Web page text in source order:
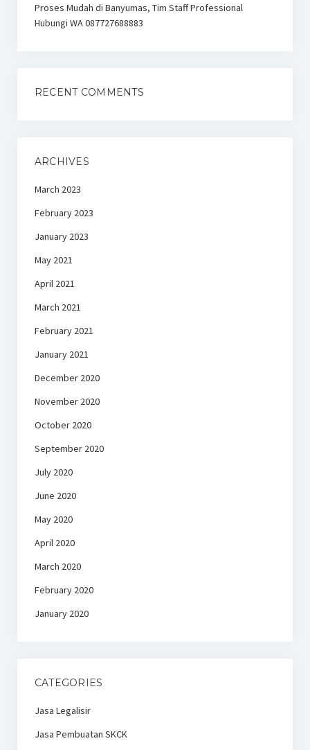
Proses Mudah di Banyumas, Tim Staff Professional
Hubungi WA 087727688883
RECENT COMMENTS
ARCHIVES
March 2023
February 2023
January 2023
May 2021
April 2021
March 2021
February 2021
January 2021
December 2020
November 2020
October 2020
September 2020
July 2020
June 2020
May 2020
April 2020
March 2020
February 2020
January 2020
CATEGORIES
Jasa Legalisir
Jasa Pembuatan SKCK